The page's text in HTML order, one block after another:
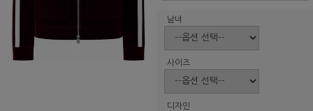
남녀
사이즈
디자인